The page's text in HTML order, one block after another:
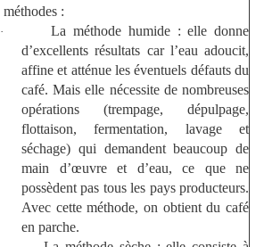
méthodes :
·
La méthode humide : elle donne
d’excellents résultats car l’eau adoucit,
affine et atténue les éventuels défauts du
café. Mais elle nécessite de nombreuses
opérations (trempage, dépulpage,
flottaison, fermentation, lavage et
séchage) qui demandent beaucoup de
main d’œuvre et d’eau, ce que ne
possèdent pas tous les pays producteurs.
Avec cette méthode, on obtient du café
en parche.